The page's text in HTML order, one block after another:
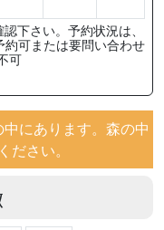
下さい。予約状況は、
可または要問い合わせ
可
にあります。森の中
ださい。